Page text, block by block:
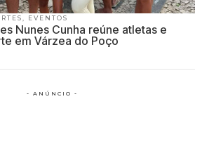
EVENTOS
Nunes Cunha reúne atletas e
em Várzea do Poço
- ANÚNCIO -